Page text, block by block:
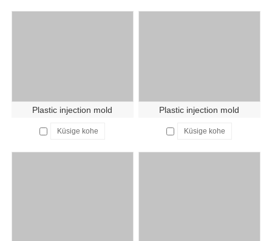
Plastic injection mold
Küsige kohe
Plastic injection mold
Küsige kohe